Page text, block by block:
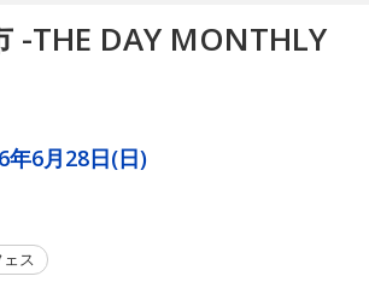
-THE DAY MONTHLY
年6月28日(日)
ス